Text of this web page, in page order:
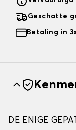
Geschatte
Betaling in
DE ENIGE